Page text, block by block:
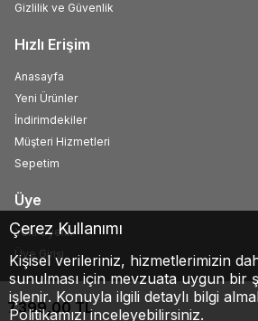
Çerez Kullanımı
Kişisel verileriniz, hizmetlerimizin
sunulması için mevzuata uygun bir
işlenir. Konuyla ilgili detaylı bilgi
Politikamızı inceleyebilirsiniz.
7.399,00TL
Gizlilik ve Güvenlik
Hızlı Erişim
Anasayfa
Yeni Ürünler
İndirimdekiler
Müşteri Hizmetleri
Sepetim
Üye
Yeni Üyelik
Üye Girişi